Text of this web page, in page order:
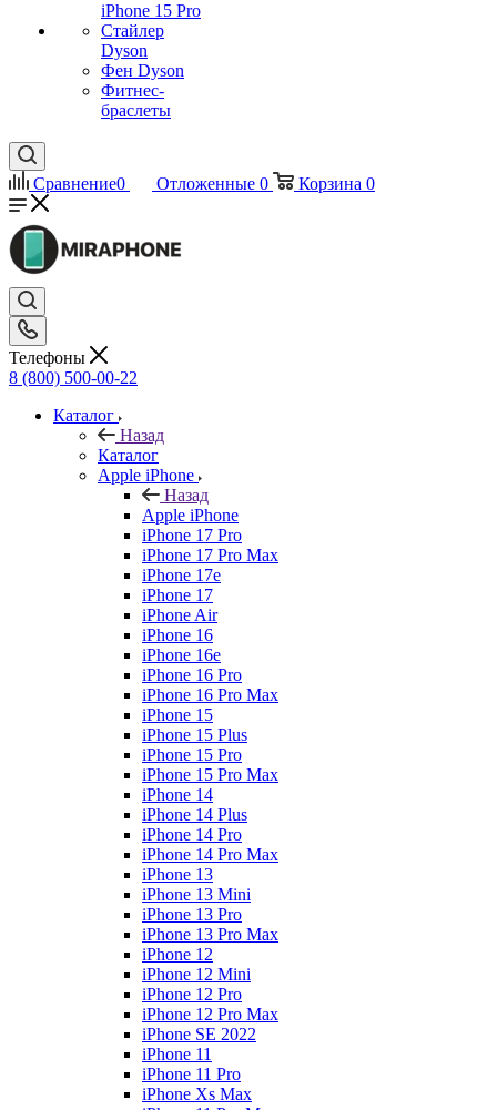
iPhone 15 Pro
Стайлер
Dyson
Фен Dyson
Фитнес-
браслеты
Сравнение0 Отложенные 0 Корзина 0
Телефоны
8 (800) 500-00-22
Каталог
Назад
Каталог
Apple iPhone
Назад
Apple iPhone
iPhone 17 Pro
iPhone 17 Pro Max
iPhone 17e
iPhone 17
iPhone Air
iPhone 16
iPhone 16e
iPhone 16 Pro
iPhone 16 Pro Max
iPhone 15
iPhone 15 Plus
iPhone 15 Pro
iPhone 15 Pro Max
iPhone 14
iPhone 14 Plus
iPhone 14 Pro
iPhone 14 Pro Max
iPhone 13
iPhone 13 Mini
iPhone 13 Pro
iPhone 13 Pro Max
iPhone 12
iPhone 12 Mini
iPhone 12 Pro
iPhone 12 Pro Max
iPhone SE 2022
iPhone 11
iPhone 11 Pro
iPhone Xs Max